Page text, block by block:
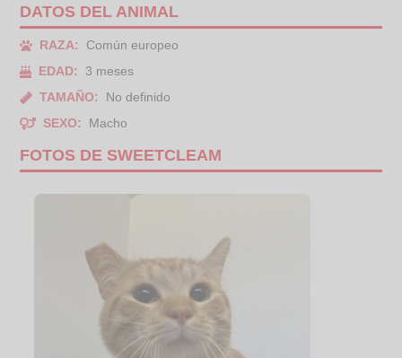
DATOS DEL ANIMAL
RAZA:
Común europeo
EDAD:
3 meses
TAMAÑO:
No definido
SEXO:
Macho
FOTOS DE SWEETCLEAM